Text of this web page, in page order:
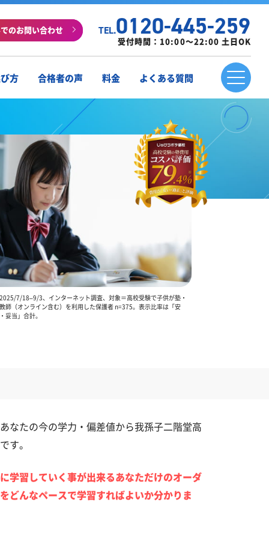
のお問い合わせ TEL.0120-445-259
受付時間：10:00～22:00 土日OK
方 合格者の声 料金 よくある質問
7/18–9/3、インターネット調査、対象＝高校受験で子供が塾・
師（オンライン含む）を利用した保護者 n=375。表示比率は「安
妥当」合計。
なたの今の学力・偏差値から我孫子二階堂高
す。
学習していく事が出来るあなただけのオーダ
どんなペースで学習すればよいか分かりま